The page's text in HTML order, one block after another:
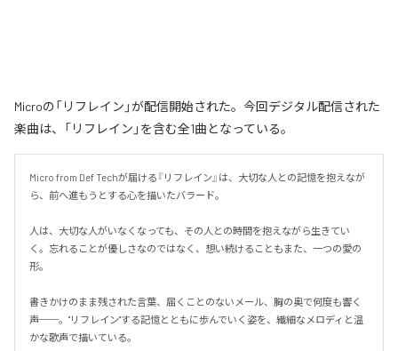
Microの「リフレイン」が配信開始された。今回デジタル配信された
楽曲は、「リフレイン」を含む全1曲となっている。
Micro from Def Techが届ける『リフレイン』は、大切な人との記憶を抱えなが
ら、前へ進もうとする心を描いたバラード。
人は、大切な人がいなくなっても、その人との時間を抱えながら生きてい
く。忘れることが優しさなのではなく、想い続けることもまた、一つの愛の
形。
書きかけのまま残された言葉、届くことのないメール、胸の奥で何度も響く
声──。"リフレイン"する記憶とともに歩んでいく姿を、繊細なメロディと温
かな歌声で描いている。